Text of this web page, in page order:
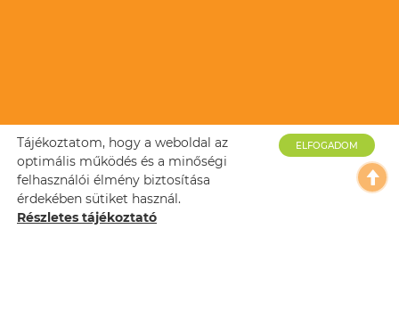
Tájékoztatom, hogy a weboldal az
optimális működés és a minőségi
felhasználói élmény biztosítása
érdekében sütiket használ.
Részletes tájékoztató
ELFOGADOM